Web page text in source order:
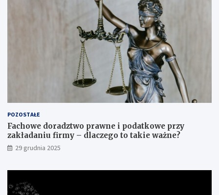
POZOSTAŁE
Fachowe doradztwo prawne i podatkowe przy
zakładaniu firmy – dlaczego to takie ważne?
29 grudnia 2025